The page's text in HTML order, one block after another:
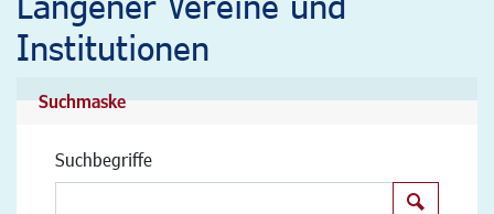
Institutionen
Suchmaske
Suchbegriffe